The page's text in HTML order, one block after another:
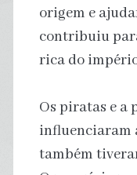
origem e
contribuiu
rica do
Os piratas e a
influenciaram
também